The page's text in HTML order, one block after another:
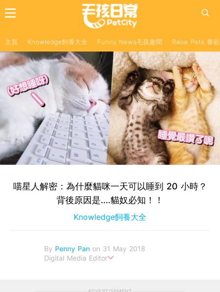
主頁 Knowledge飼養大全 Funny News毛孩趣聞 Raise Pets 養
喵星人解密：為什麼貓咪一天可以睡到 20 小時？
背後原因是....貓奴必知！！
Knowledge飼養大全
By Penny Pan on 31 May 2018
Digital Media Editor